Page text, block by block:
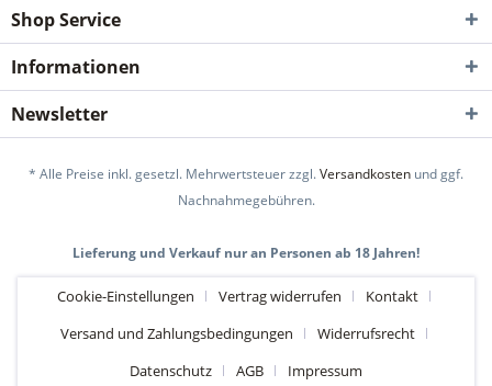
Shop Service
Informationen
Newsletter
* Alle Preise inkl. gesetzl. Mehrwertsteuer zzgl.Versandkosten und ggf.
Nachnahmegebühren.
Lieferung und Verkauf nur an Personen ab 18 Jahren!
Cookie-Einstellungen Vertrag widerrufen
Kontakt
Versand und Zahlungsbedingungen
Widerrufsrecht
Datenschutz
AGB Impressum